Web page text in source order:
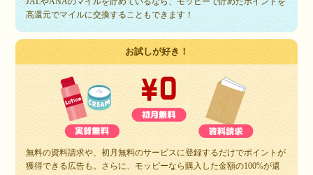
高還元でマイルに交換することもできます！
お試しが好き！
無料の資料請求や、初月無料のサービスに登録するだけでポイントが
獲得できる広告も。さらに、モッピーなら購入した金額の100%が還